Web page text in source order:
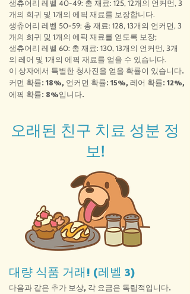
생츄어리 레벨 40-49: 총 재료: 125, 12개의 언커먼, 3
개의 희귀 및 1개의 에픽 재료를 보장합니다.
생츄어리 레벨 50-59: 총 재료: 128, 13개의 언커먼, 3
개의 희귀 및 1개의 에픽 재료를 얻도록 보장;
생츄어리 레벨 60: 총 재료: 130, 13개의 언커먼, 3개
의 레어 및 1개의 에픽 재료를 얻을 수 있습니다.
이 상자에서 특별한 청사진을 얻을 확률이 있습니다.
커먼 확률: 18%, 언커먼 확률: 15%, 레어 확률: 12%,
에픽 확률: 8%입니다.
오래된 친구 치료 성분 정
보!
대량 식품 거래! (레벨 3)
다음과 같은 추가 보상, 각 요금은 독립적입니다.